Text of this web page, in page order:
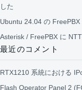
した
Ubuntu 24.04 の
Asterisk / FreePBX に
最近のコメント
RTX1210 系統における
Flash Operator Panel 2